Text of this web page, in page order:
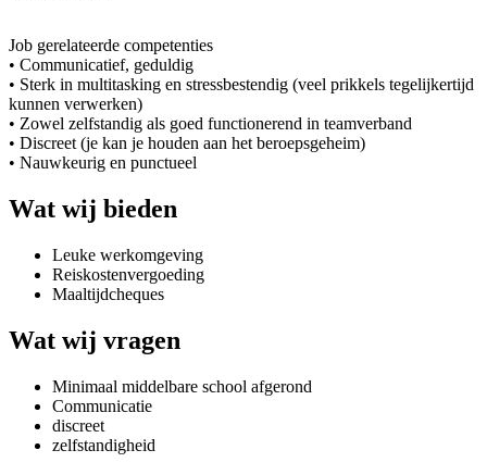
Job gerelateerde competenties
• Communicatief, geduldig
• Sterk in multitasking en stressbestendig (veel prikkels tegelijkertijd
kunnen verwerken)
• Zowel zelfstandig als goed functionerend in teamverband
• Discreet (je kan je houden aan het beroepsgeheim)
• Nauwkeurig en punctueel
Wat wij bieden
Leuke werkomgeving
Reiskostenvergoeding
Maaltijdcheques
Wat wij vragen
Minimaal middelbare school afgerond
Communicatie
discreet
zelfstandigheid